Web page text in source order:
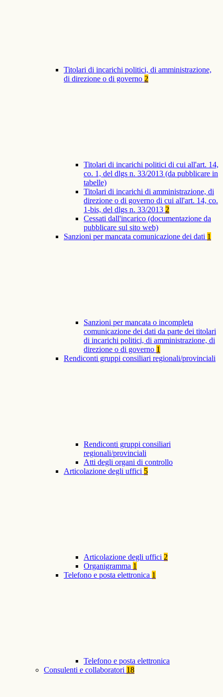
Titolari di incarichi politici, di amministrazione,
di direzione o di governo 2
Titolari di incarichi politici di cui all'art. 14,
co. 1, del dlgs n. 33/2013 (da pubblicare in
tabelle)
Titolari di incarichi di amministrazione, di
direzione o di governo di cui all'art. 14, co.
1-bis, del dlgs n. 33/2013 2
Cessati dall'incarico (documentazione da
pubblicare sul sito web)
Sanzioni per mancata comunicazione dei dati 1
Sanzioni per mancata o incompleta
comunicazione dei dati da parte dei titolari
di incarichi politici, di amministrazione, di
direzione o di governo 1
Rendiconti gruppi consiliari regionali/provinciali
Rendiconti gruppi consiliari
regionali/provinciali
Atti degli organi di controllo
Articolazione degli uffici 5
Articolazione degli uffici 2
Organigramma 1
Telefono e posta elettronica 1
Telefono e posta elettronica
Consulenti e collaboratori 18